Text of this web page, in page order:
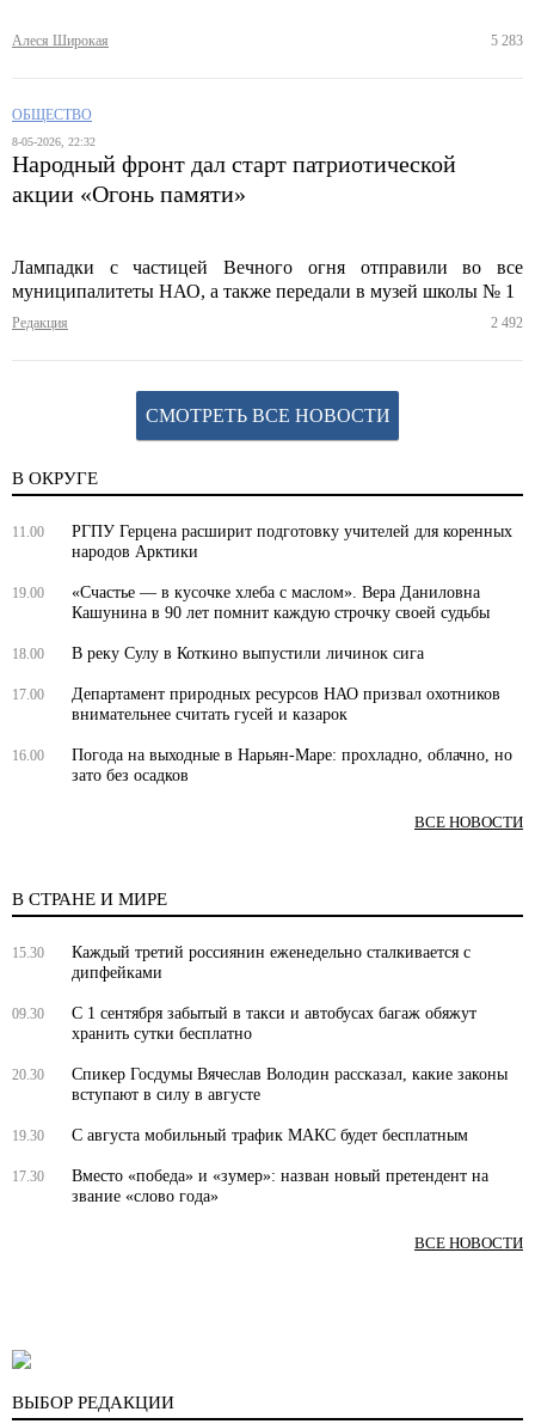
Алеся Широкая 5 283
ОБЩЕСТВО
8-05-2026, 22:32
Народный фронт дал старт патриотической
акции «Огонь памяти»
Лампадки с частицей Вечного огня отправили во все
муниципалитеты НАО, а также передали в музей школы № 1
Редакция 2 492
СМОТРЕТЬ ВСЕ НОВОСТИ
В ОКРУГЕ
11.00
РГПУ Герцена расширит подготовку учителей для коренных
народов Арктики
19.00
«Счастье — в кусочке хлеба с маслом». Вера Даниловна
Кашунина в 90 лет помнит каждую строчку своей судьбы
18.00 В реку Сулу в Коткино выпустили личинок сига
17.00
Департамент природных ресурсов НАО призвал охотников
внимательнее считать гусей и казарок
16.00
Погода на выходные в Нарьян-Маре: прохладно, облачно, но
зато без осадков
ВСЕ НОВОСТИ
В СТРАНЕ И МИРЕ
15.30
Каждый третий россиянин еженедельно сталкивается с
дипфейками
09.30
С 1 сентября забытый в такси и автобусах багаж обяжут
хранить сутки бесплатно
20.30
Спикер Госдумы Вячеслав Володин рассказал, какие законы
вступают в силу в августе
19.30 С августа мобильный трафик МАКС будет бесплатным
17.30
Вместо «победа» и «зумер»: назван новый претендент на
звание «слово года»
ВСЕ НОВОСТИ
ВЫБОР РЕДАКЦИИ